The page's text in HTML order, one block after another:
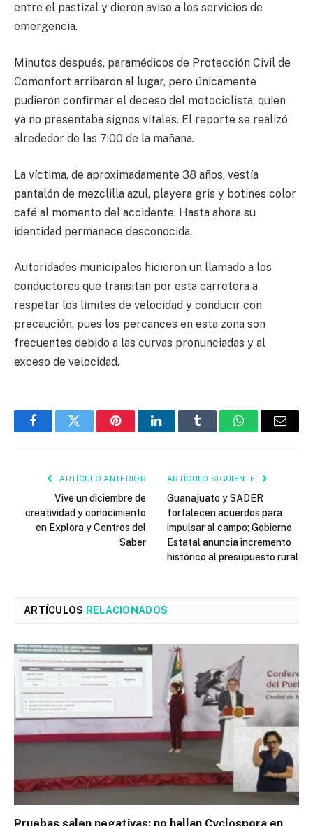
entre el pastizal y dieron aviso a los servicios de
emergencia.
Minutos después, paramédicos de Protección Civil de
Comonfort arribaron al lugar, pero únicamente
pudieron confirmar el deceso del motociclista, quien
ya no presentaba signos vitales. El reporte se realizó
alrededor de las 7:00 de la mañana.
La víctima, de aproximadamente 38 años, vestía
pantalón de mezclilla azul, playera gris y botines color
café al momento del accidente. Hasta ahora su
identidad permanece desconocida.
Autoridades municipales hicieron un llamado a los
conductores que transitan por esta carretera a
respetar los límites de velocidad y conducir con
precaución, pues los percances en esta zona son
frecuentes debido a las curvas pronunciadas y al
exceso de velocidad.
FacebookTwitter PinterestLinkedInTumblr WhatsAppEmail
ARTÍCULO ANTERIOR
Vive un diciembre de
creatividad y conocimiento
en Explora y Centros del
Saber
ARTÍCULO SIGUIENTE
Guanajuato y SADER
fortalecen acuerdos para
impulsar al campo; Gobierno
Estatal anuncia incremento
histórico al presupuesto rural
ARTÍCULOS RELACIONADOS
Pruebas salen negativas: no hallan Cyclospora en